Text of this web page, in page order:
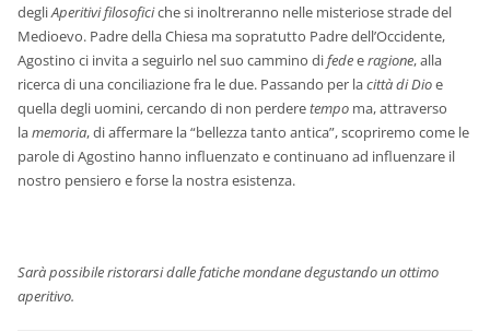
degliAperitivi filosoficiche si inoltreranno nelle misteriose strade del
Medioevo. Padre della Chiesa ma sopratutto Padre dell’Occidente,
Agostino ci invita a seguirlo nel suo cammino difedeeragione, alla
ricerca di una conciliazione fra le due. Passando per lacittà di Dioe
quella degli uomini, cercando di non perderetempo ma, attraverso
lamemoria,di affermare la “bellezza tanto antica”, scopriremo come le
parole di Agostino hanno influenzato e continuano ad influenzare il
nostro pensiero e forse la nostra esistenza.
Sarà possibile ristorarsi dalle fatiche mondane degustando un ottimo
aperitivo.